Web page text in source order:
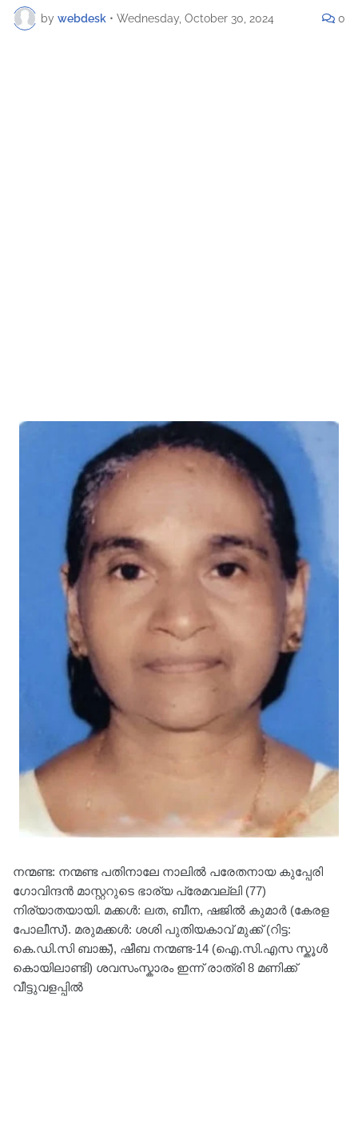
by webdesk • Wednesday, October 30, 2024 0
നന്മണ്ട: നന്മണ്ട പതിനാലേ നാലിൽ പരേതനായ കുപ്പേരി
ഗോവിന്ദൻ മാസ്റ്ററുടെ ഭാര്യ പ്രേമവല്ലി (77)
നിര്യാതയായി. മക്കൾ: ലത, ബീന, ഷജിൽ കുമാർ (കേരള
പോലീസ്). മരുമക്കൾ: ശശി പുതിയകാവ് മുക്ക് (റിട്ട:
കെ.ഡി.സി ബാങ്ക്), ഷീബ നന്മണ്ട-14 (ഐ.സി.എസ സ്കൂൾ
കൊയിലാണ്ടി) ശവസംസ്കാരം ഇന്ന് രാത്രി 8 മണിക്ക്
വീട്ടുവളപ്പിൽ